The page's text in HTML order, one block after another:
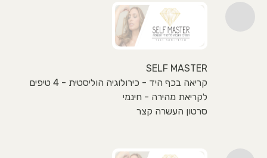
SELF MASTER
קריאה בכף היד - כירולוגיה הוליסטית - 4 טיפים
לקריאת מהירה - חינמי
סרטון העשרה קצר